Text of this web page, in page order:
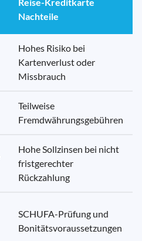
Nachteile
Hohes Risiko bei
Kartenverlust oder
Missbrauch
Teilweise
Fremdwährungsgebühren
Hohe Sollzinsen bei nicht
fristgerechter
Rückzahlung
SCHUFA-Prüfung und
Bonitätsvoraussetzungen